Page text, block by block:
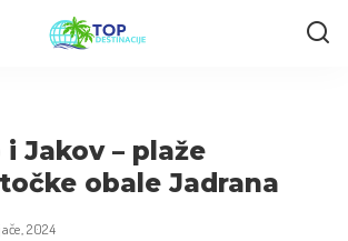
Jakov – plaže
obale Jadrana
2024